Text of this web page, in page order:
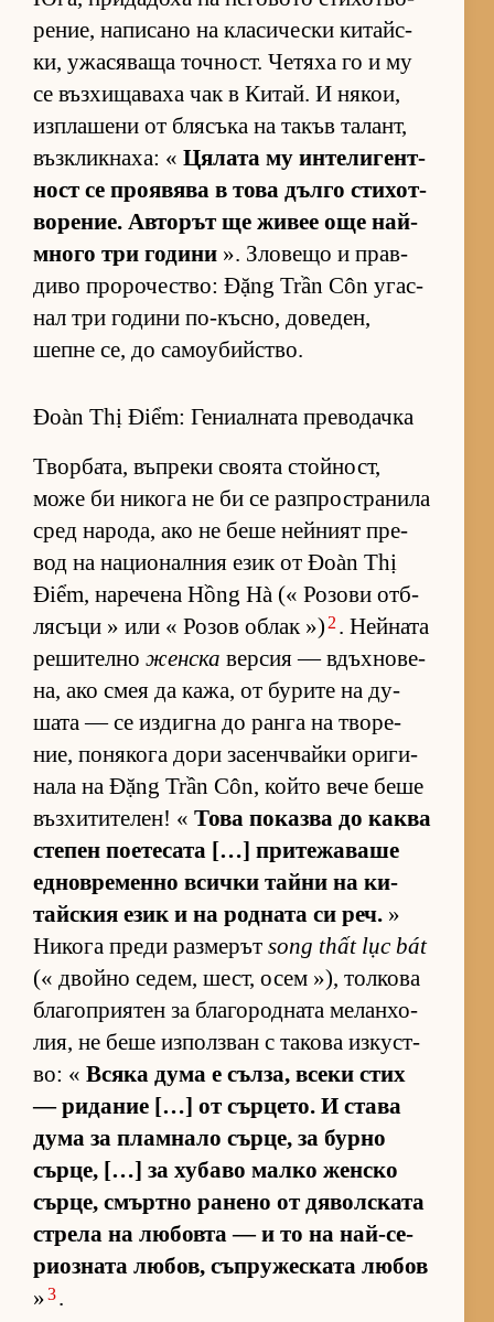
ре­ние, на­пи­сано на кла­си­чески ки­тайс­
ки, ужа­ся­ваща точ­ност. Че­тяха го и му
се въз­хи­ща­ваха чак в Ки­тай. И ня­кои,
из­п­ла­шени от бля­съка на та­къв та­лант,
въз­к­лик­на­ха: « Ця­лата му ин­те­ли­ген­т­
ност се про­я­вява в това дълго сти­хот­
во­ре­ние. Ав­то­рът ще жи­вее още най-
много три го­дини ». Зло­вещо и прав­
диво про­ро­чес­т­во: Đặng Trần Côn угас­
нал три го­дини по-къс­но, до­ве­ден,
шепне се, до са­мо­у­бийс­т­во.
Đoàn Thị Điểm: Гениалната преводачка
Твор­ба­та, въп­реки сво­ята стой­ност,
може би ни­кога не би се раз­п­рос­т­ра­нила
сред на­ро­да, ако не беше ней­ният пре­
вод на на­ци­о­нал­ния език от Đoàn Thị
Điểm, на­ре­чена Hồng Hà (« Ро­зови от­б­
ля­съци » или « Ро­зов об­лак ») 2 . Ней­ната
ре­ши­телно женска вер­сия — вдъх­но­ве­
на, ако смея да ка­жа, от бу­рите на ду­
шата — се из­дигна до ранга на тво­ре­
ние, по­ня­кога дори за­сен­ч­вайки ори­ги­
нала на Đặng Trần Côn, който вече беше
въз­хи­ти­те­лен! « Това по­казва до каква
сте­пен по­е­те­сата […] при­те­жа­ваше
ед­нов­ре­менно всички тайни на ки­
тайс­кия език и на род­ната си реч. »
Ни­кога преди раз­ме­рът song thất lục bát
(« двойно се­дем, шест, осем »), тол­кова
бла­гоп­ри­я­тен за бла­го­род­ната ме­лан­хо­
лия, не беше из­пол­з­ван с та­кова из­кус­т­
во: « Всяка дума е съл­за, всеки стих
— ри­да­ние […] от сър­це­то. И става
дума за плам­нало сър­це, за бурно
сър­це, […] за ху­баво малко жен­ско
сър­це, смър­тно ра­нено от дя­вол­с­ката
стрела на лю­бовта — и то на най-се­
ри­оз­ната лю­бов, съп­ру­жес­ката лю­бов
»3.